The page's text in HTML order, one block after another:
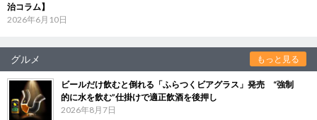
治コラム】
2026年6月10日
グルメ もっと見る
ビールだけ飲むと倒れる「ふらつくビアグラス」発売 “強制
的に水を飲む”仕掛けで適正飲酒を後押し
2026年8月7日